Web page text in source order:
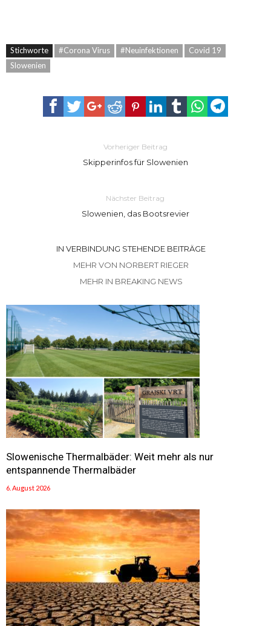
Stichworte #Corona Virus #Neuinfektionen
Covid 19
Slowenien
Vorheriger Beitrag
Skipperinfos für Slowenien
Nächster Beitrag
Slowenien, das Bootsrevier
IN VERBINDUNG STEHENDE BEITRÄGE
MEHR VON NORBERT RIEGER
MEHR IN BREAKING NEWS
Slowenische Thermalbäder: Weit mehr als nur
entspannende Thermalbäder
6. August 2026